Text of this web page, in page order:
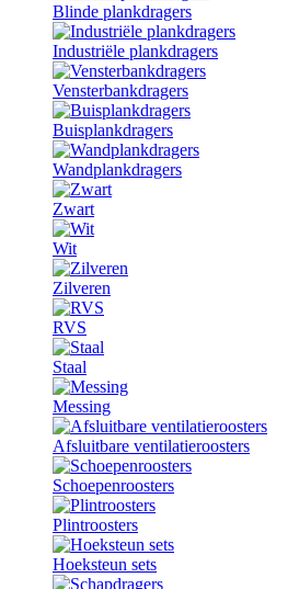
Blinde plankdragers
Industriële plankdragers
Vensterbankdragers
Buisplankdragers
Wandplankdragers
Zwart
Wit
Zilveren
RVS
Staal
Messing
Afsluitbare ventilatieroosters
Schoepenroosters
Plintroosters
Hoeksteun sets